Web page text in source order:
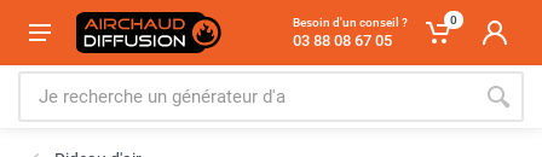
Besoin d'un conseil ?
03 88 08 67 05
0